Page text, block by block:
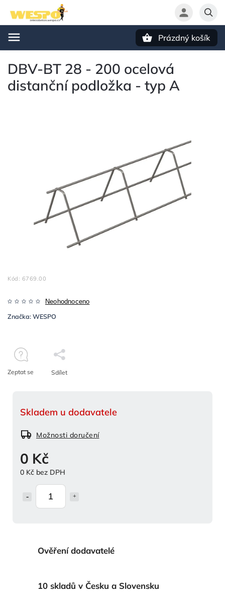
Prázdný košík
DBV-BT 28 - 200 ocelová
distanční podložka - typ A
Kód: 6769.00
Neohodnoceno
Značka:WESPO
0 Kč
0 Kč bez DPH
Skladem u dodavatele
Možnosti doručení
Zeptat se Sdílet
Ověření dodavatelé
10 skladů v Česku a Slovensku